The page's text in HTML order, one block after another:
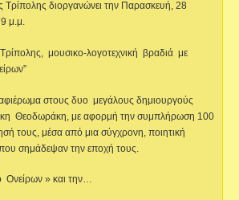
Τρίπολης διοργανώνει την Παρασκευή, 28
μ.μ.
μουσικο-λογοτεχνική βραδιά με
στους δυο μεγάλους δημιουργούς
Θεοδωράκη, με αφορμή την συμπλήρωση 100
τους, μέσα από μια σύγχρονη, ποιητική
σημάδεψαν την εποχή τους.
Ονείρων » και την…